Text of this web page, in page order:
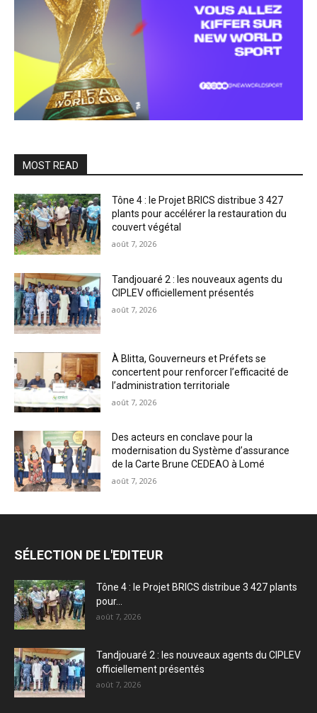
MOST READ
Tône 4 : le Projet BRICS distribue 3 427
plants pour accélérer la restauration du
couvert végétal
août 7, 2026
Tandjouaré 2 : les nouveaux agents du
CIPLEV officiellement présentés
août 7, 2026
À Blitta, Gouverneurs et Préfets se
concertent pour renforcer l’efficacité de
l’administration territoriale
août 7, 2026
Des acteurs en conclave pour la
modernisation du Système d’assurance
de la Carte Brune CEDEAO à Lomé
août 7, 2026
SÉLECTION DE L'EDITEUR
Tône 4 : le Projet BRICS distribue 3 427 plants
pour...
août 7, 2026
Tandjouaré 2 : les nouveaux agents du CIPLEV
officiellement présentés
août 7, 2026